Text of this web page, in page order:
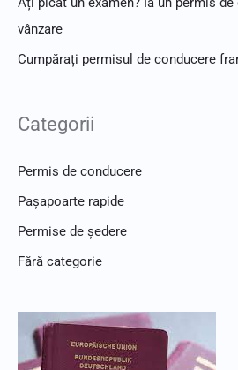
vânzare
Cumpărați permisul de conducere
Categorii
Permis de conducere
Pașapoarte rapide
Permise de ședere
Fără categorie